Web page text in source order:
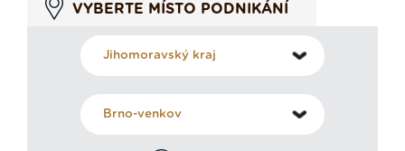
VYBERTE MÍSTO PODNIKÁNÍ